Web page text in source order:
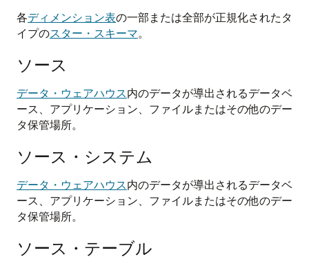
各ディメンション表の一部または全部が正規化されたタ
イプのスター・スキーマ。
ソース
データ・ウェアハウス内のデータが導出されるデータベ
ース、アプリケーション、ファイルまたはその他のデー
タ保管場所。
ソース・システム
データ・ウェアハウス内のデータが導出されるデータベ
ース、アプリケーション、ファイルまたはその他のデー
タ保管場所。
ソース・テーブル